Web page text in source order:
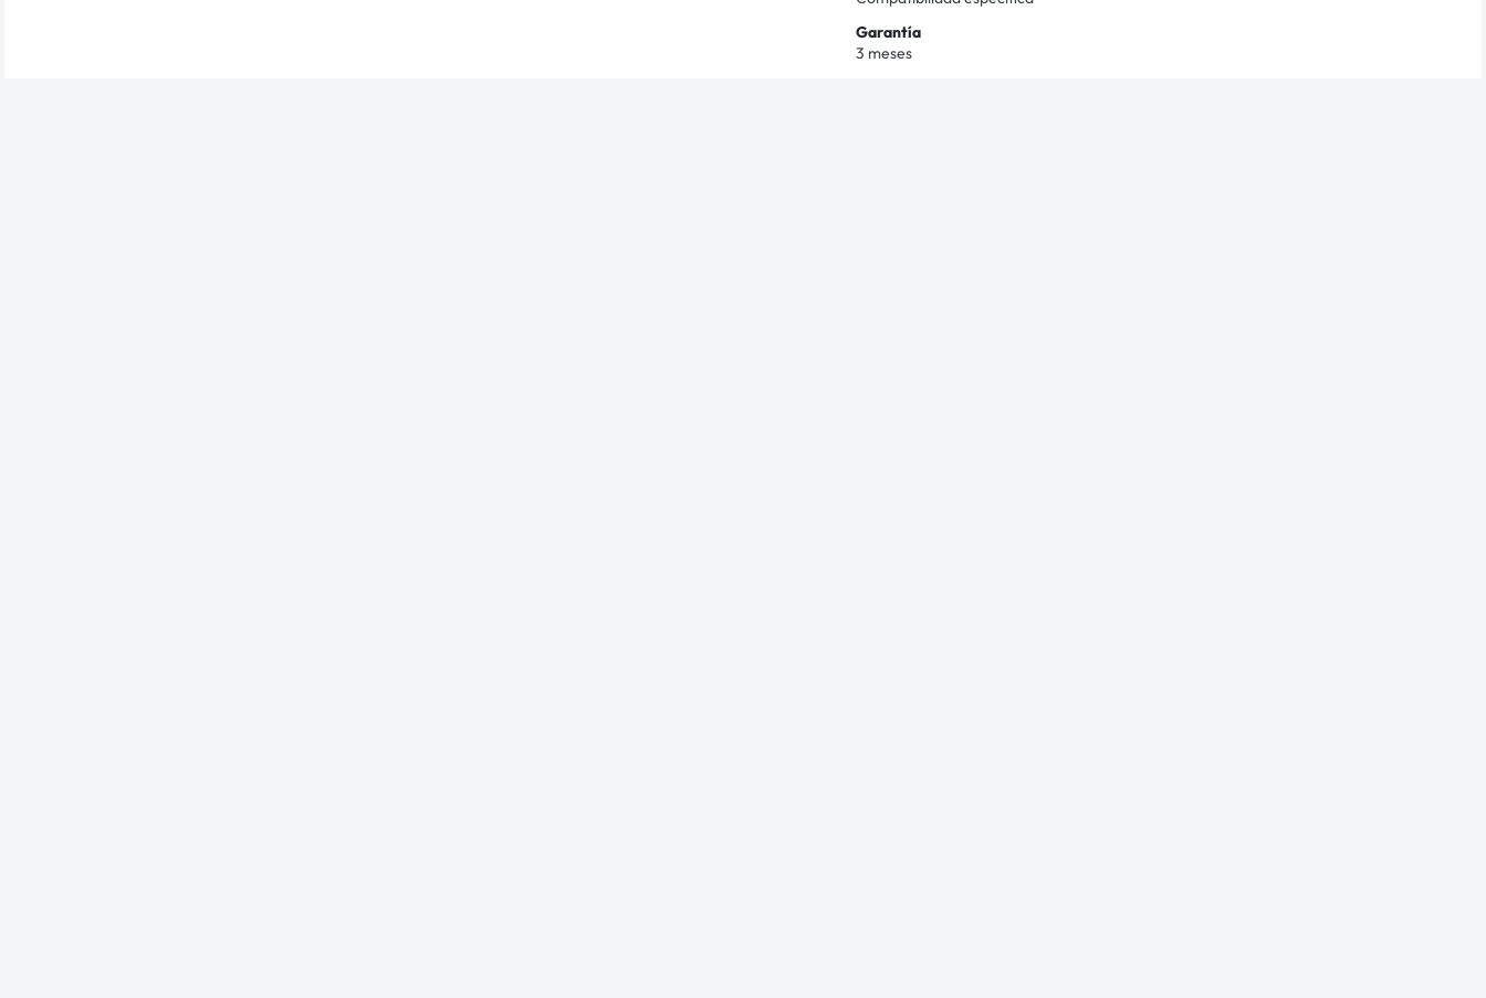
Garantía
3 meses